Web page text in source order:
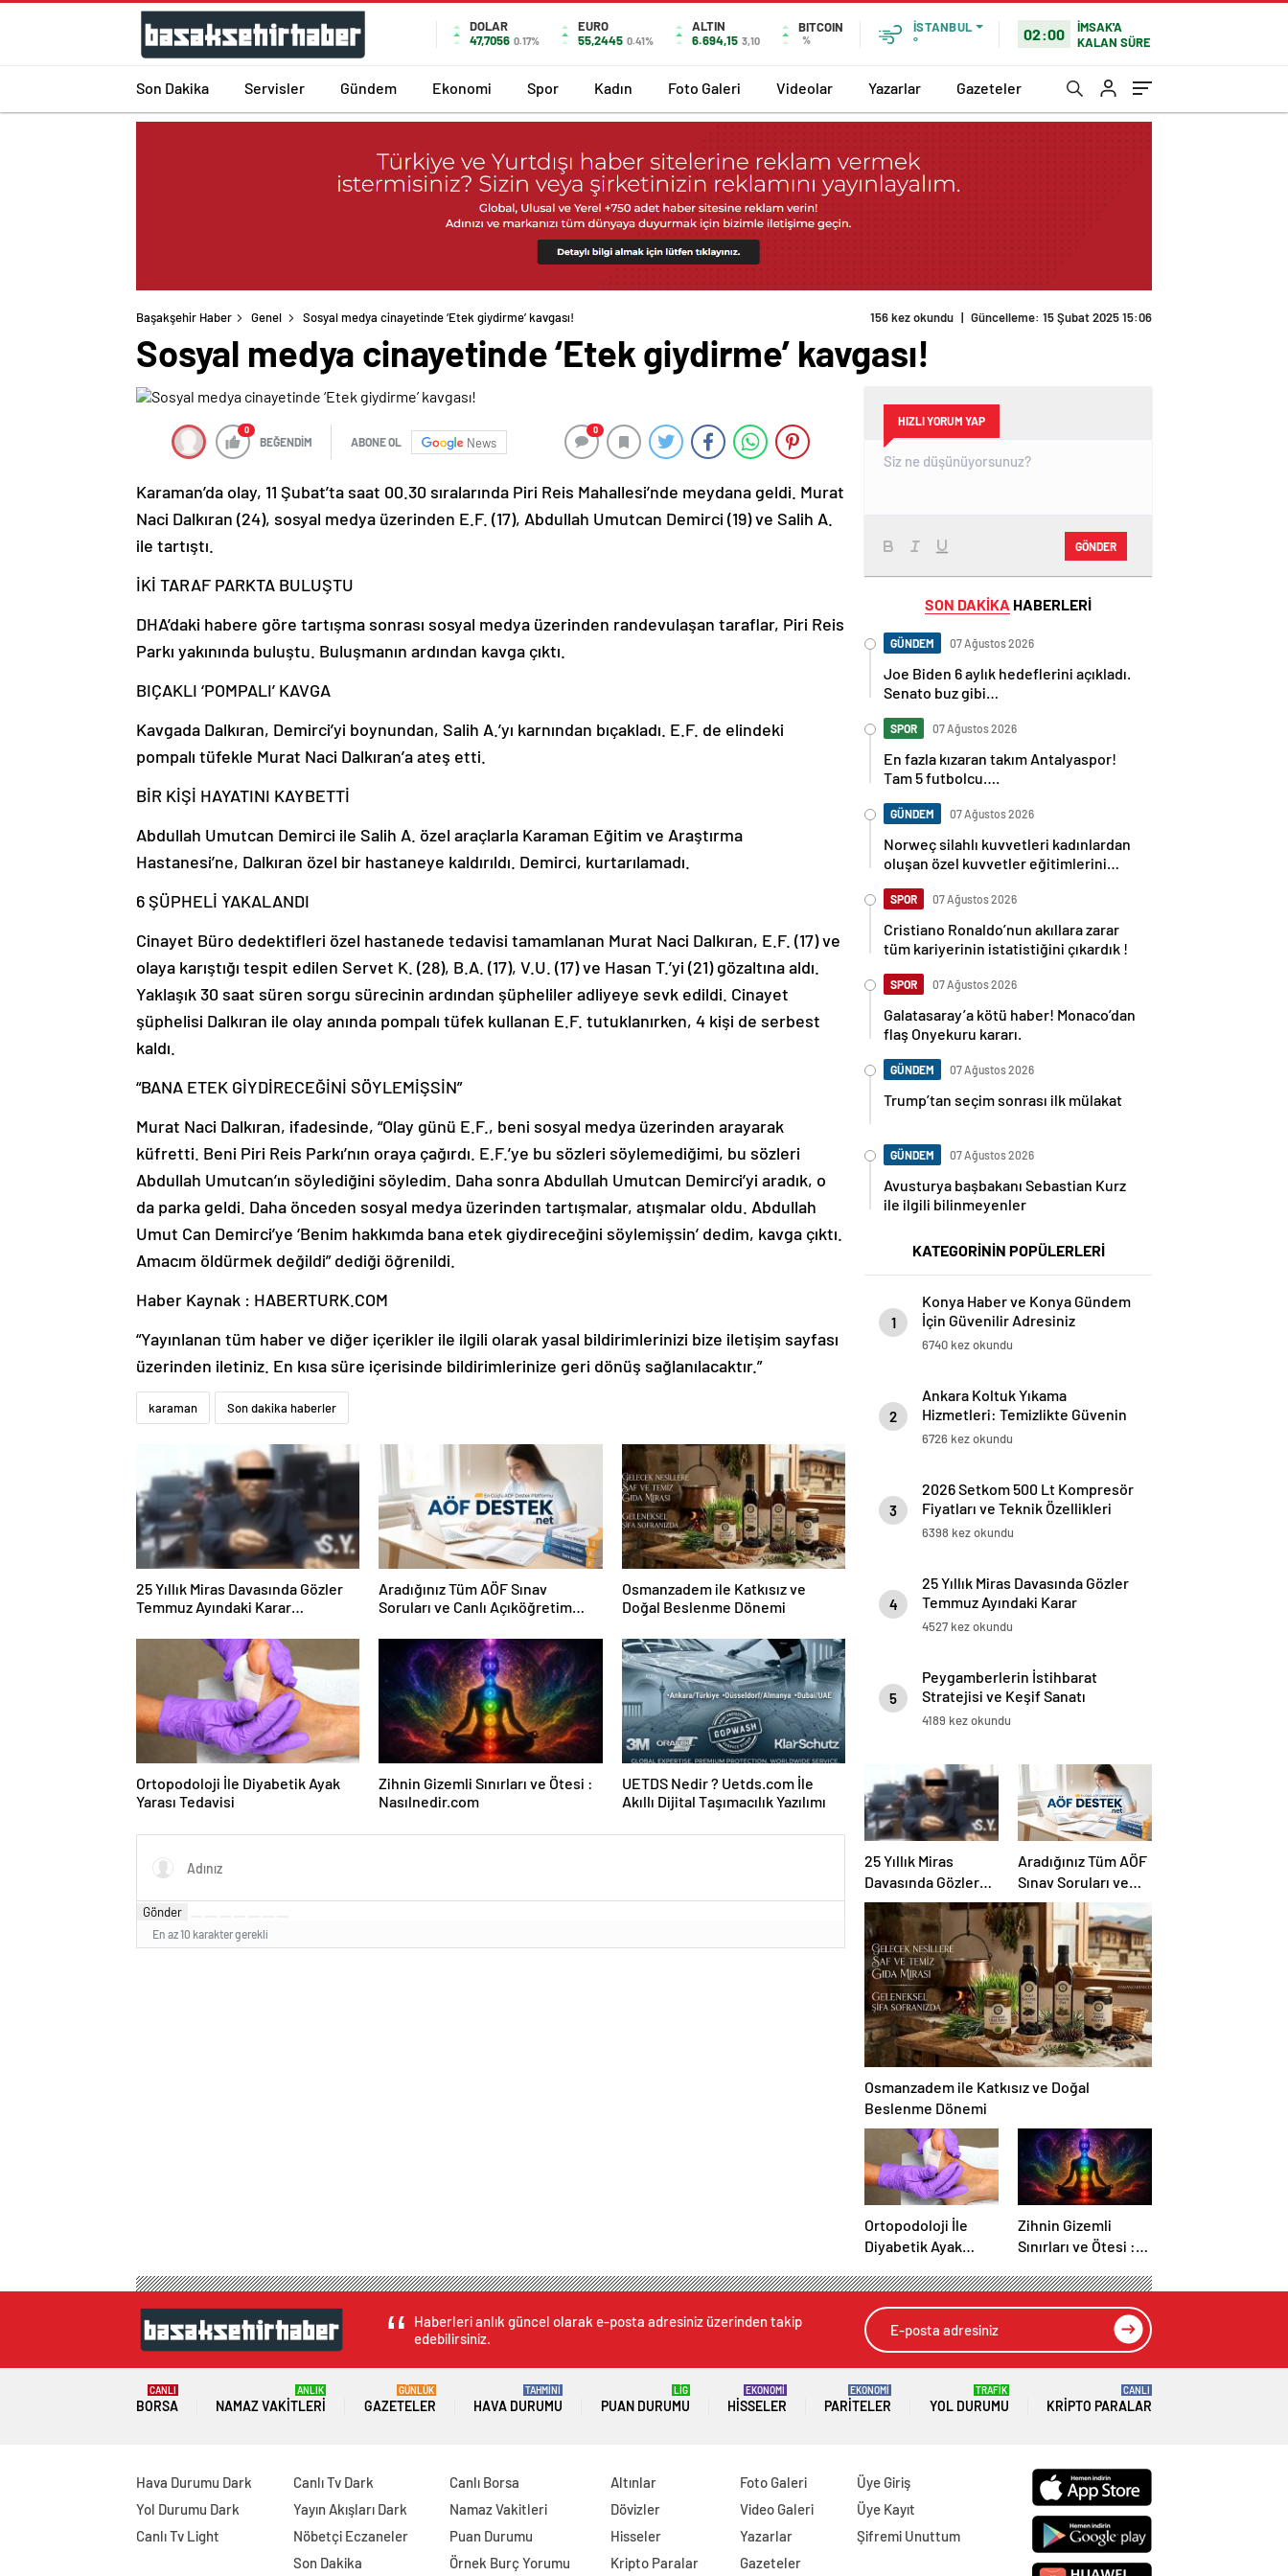
DOLAR
47,7056 0.17%
EURO
55,2445 0.41%
ALTIN
6.694,15 3,10
BITCOIN
%
İSTANBUL
°
02:00
İMSAK'A
KALAN SÜRE
Son Dakika Servisler Gündem Ekonomi Spor Kadın Foto Galeri Videolar Yazarlar Gazeteler
Başakşehir Haber Genel Sosyal medya cinayetinde ‘Etek giydirme’ kavgası! 156 kez okundu | Güncelleme: 15 Şubat 2025 15:06
Sosyal medya cinayetinde ‘Etek giydirme’ kavgası!
0
BEĞENDİM ABONE OL News
0
Karaman’da olay, 11 Şubat’ta saat 00.30 sıralarında Piri Reis Mahallesi’nde meydana geldi. Murat
Naci Dalkıran (24), sosyal medya üzerinden E.F. (17), Abdullah Umutcan Demirci (19) ve Salih A.
ile tartıştı.
İKİ TARAF PARKTA BULUŞTU
DHA’daki habere göre tartışma sonrası sosyal medya üzerinden randevulaşan taraflar, Piri Reis
Parkı yakınında buluştu. Buluşmanın ardından kavga çıktı.
BIÇAKLI ‘POMPALI’ KAVGA
Kavgada Dalkıran, Demirci’yi boynundan, Salih A.’yı karnından bıçakladı. E.F. de elindeki
pompalı tüfekle Murat Naci Dalkıran’a ateş etti.
BİR KİŞİ HAYATINI KAYBETTİ
Abdullah Umutcan Demirci ile Salih A. özel araçlarla Karaman Eğitim ve Araştırma
Hastanesi’ne, Dalkıran özel bir hastaneye kaldırıldı. Demirci, kurtarılamadı.
6 ŞÜPHELİ YAKALANDI
Cinayet Büro dedektifleri özel hastanede tedavisi tamamlanan Murat Naci Dalkıran, E.F. (17) ve
olaya karıştığı tespit edilen Servet K. (28), B.A. (17), V.U. (17) ve Hasan T.’yi (21) gözaltına aldı.
Yaklaşık 30 saat süren sorgu sürecinin ardından şüpheliler adliyeye sevk edildi. Cinayet
şüphelisi Dalkıran ile olay anında pompalı tüfek kullanan E.F. tutuklanırken, 4 kişi de serbest
kaldı.
“BANA ETEK GİYDİRECEĞİNİ SÖYLEMİŞSİN”
Murat Naci Dalkıran, ifadesinde, “Olay günü E.F., beni sosyal medya üzerinden arayarak
küfretti. Beni Piri Reis Parkı’nın oraya çağırdı. E.F.’ye bu sözleri söylemediğimi, bu sözleri
Abdullah Umutcan’ın söylediğini söyledim. Daha sonra Abdullah Umutcan Demirci’yi aradık, o
da parka geldi. Daha önceden sosyal medya üzerinden tartışmalar, atışmalar oldu. Abdullah
Umut Can Demirci’ye ‘Benim hakkımda bana etek giydireceğini söylemişsin’ dedim, kavga çıktı.
Amacım öldürmek değildi” dediği öğrenildi.
Haber Kaynak : HABERTURK.COM
“Yayınlanan tüm haber ve diğer içerikler ile ilgili olarak yasal bildirimlerinizi bize iletişim sayfası
üzerinden iletiniz. En kısa süre içerisinde bildirimlerinize geri dönüş sağlanılacaktır.”
karaman Son dakika haberler
25 Yıllık Miras Davasında Gözler
Temmuz Ayındaki Karar
Aradığınız Tüm AÖF Sınav
Soruları ve Canlı Açıköğretim
Osmanzadem ile Katkısız ve
Doğal Beslenme Dönemi
Ortopodoloji İle Diyabetik Ayak
Yarası Tedavisi
Zihnin Gizemli Sınırları ve Ötesi :
Nasılnedir.com
UETDS Nedir ? Uetds.com İle
Akıllı Dijital Taşımacılık Yazılımı
Gönder
En az 10 karakter gerekli
HIZLI YORUM YAP
GÖNDER
SON DAKİKA HABERLERİ
GÜNDEM 07 Ağustos 2026
Joe Biden 6 aylık hedeflerini açıkladı.
Senato buz gibi…
SPOR 07 Ağustos 2026
En fazla kızaran takım Antalyaspor!
Tam 5 futbolcu….
GÜNDEM 07 Ağustos 2026
Norweç silahlı kuvvetleri kadınlardan
oluşan özel kuvvetler eğitimlerini
SPOR 07 Ağustos 2026
Cristiano Ronaldo’nun akıllara zarar
tüm kariyerinin istatistiğini çıkardık !
SPOR 07 Ağustos 2026
Galatasaray’a kötü haber! Monaco’dan
flaş Onyekuru kararı.
GÜNDEM 07 Ağustos 2026
Trump’tan seçim sonrası ilk mülakat
GÜNDEM 07 Ağustos 2026
Avusturya başbakanı Sebastian Kurz
ile ilgili bilinmeyenler
KATEGORİNİN POPÜLERLERİ
1
Konya Haber ve Konya Gündem
İçin Güvenilir Adresiniz
6740 kez okundu
2
Ankara Koltuk Yıkama
Hizmetleri: Temizlikte Güvenin
Adresi
6726 kez okundu
3
2026 Setkom 500 Lt Kompresör
Fiyatları ve Teknik Özellikleri
6398 kez okundu
4
25 Yıllık Miras Davasında Gözler
Temmuz Ayındaki Karar
Duruşmasına Çevrildi
4527 kez okundu
5
Peygamberlerin İstihbarat
Stratejisi ve Keşif Sanatı
4189 kez okundu
25 Yıllık Miras
Davasında Gözler
Temmuz Ayındaki
Karar Duruşmasına
Çevrildi
Aradığınız Tüm AÖF
Sınav Soruları ve
Canlı Açıköğretim
Forumu Burada
Osmanzadem ile Katkısız ve Doğal
Beslenme Dönemi
Ortopodoloji İle
Diyabetik Ayak
Zihnin Gizemli
Sınırları ve Ötesi :
Haberleri anlık güncel olarak e-posta adresiniz üzerinden takip
edebilirsiniz.
BORSA
CANLI
NAMAZ VAKITLERI
ANLIK
GAZETELER
GÜNLÜK
HAVA DURUMU
TAHMİNİ
PUAN DURUMU
LİG
HISSELER
EKONOMİ
PARITELER
EKONOMİ
YOL DURUMU
TRAFİK
KRIPTO PARALAR
CANLI
Hava Durumu Dark
Yol Durumu Dark
Canlı Tv Light
Canlı Tv Dark
Yayın Akışları Dark
Nöbetçi Eczaneler
Son Dakika
Canlı Borsa
Namaz Vakitleri
Puan Durumu
Örnek Burç Yorumu
Altınlar
Dövizler
Hisseler
Kripto Paralar
Foto Galeri
Video Galeri
Yazarlar
Gazeteler
Üye Giriş
Üye Kayıt
Şifremi Unuttum